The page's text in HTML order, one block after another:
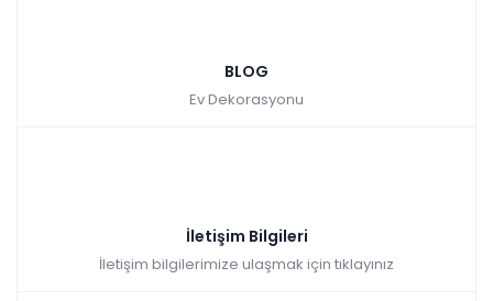
BLOG
Ev Dekorasyonu
İletişim Bilgileri
İletişim bilgilerimize ulaşmak için tıklayınız